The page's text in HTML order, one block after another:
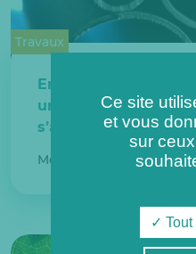
Travaux
En 2020, le réseau
urbain de la ville
s’agrandit !
Mercredi 24 juin 2020
Ce site
et vous
sur
Tout